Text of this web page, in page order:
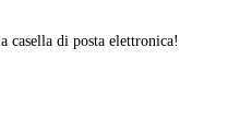
di posta elettronica!